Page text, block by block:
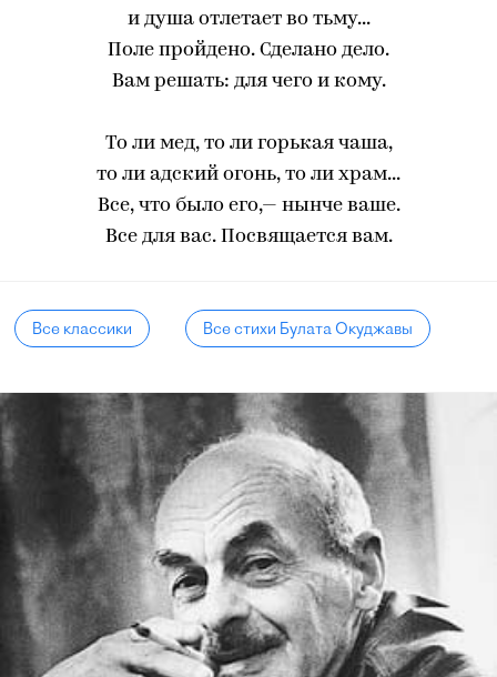
и душа отлетает во тьму...
Поле пройдено. Сделано дело.
Вам решать: для чего и кому.
То ли мед, то ли горькая чаша,
то ли адский огонь, то ли храм...
Все, что было его,— нынче ваше.
Все для вас. Посвящается вам.
Все классики Все стихи Булата Окуджавы